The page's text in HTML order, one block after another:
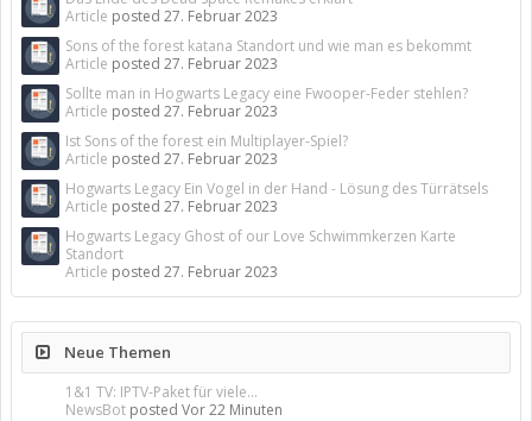
Article posted 27. Februar 2023
Sons of the forest katana Standort und wie man es bekommt
Article posted 27. Februar 2023
Sollte man in Hogwarts Legacy eine Fwooper-Feder stehlen?
Article posted 27. Februar 2023
Ist Sons of the forest ein Multiplayer-Spiel?
Article posted 27. Februar 2023
Hogwarts Legacy Ein Vogel in der Hand - Lösung des Türrätsels
Article posted 27. Februar 2023
Hogwarts Legacy Ghost of our Love Schwimmkerzen Karte
Standort
Article posted 27. Februar 2023
Neue Themen
1&1 TV: IPTV-Paket für viele...
NewsBot posted Vor 22 Minuten